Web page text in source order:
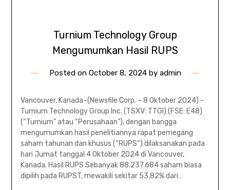
Turnium Technology Group
Mengumumkan Hasil RUPS
Posted on October 8, 2024by admin
Vancouver, Kanada–(Newsfile Corp. – 8 Oktober 2024) –
Turnium Technology Group Inc. (TSXV: TTGI) (FSE: E48)
(“Turnium” atau “Perusahaan”), dengan bangga
mengumumkan hasil penelitiannya rapat pemegang
saham tahunan dan khusus (“RUPS“) dilaksanakan pada
hari Jumat tanggal 4 Oktober 2024 di Vancouver,
Kanada. Hasil RUPS Sebanyak 88.237.684 saham biasa
dipilih pada RUPST, mewakili sekitar 53,82% dari…